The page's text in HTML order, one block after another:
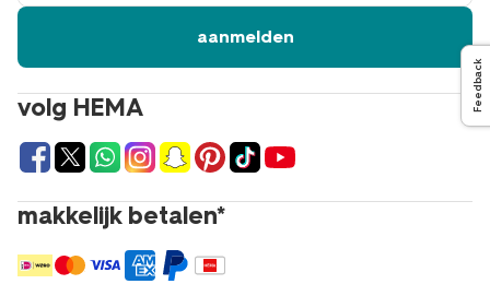
volg HEMA
makkelijk betalen*
aanmelden
Feedback